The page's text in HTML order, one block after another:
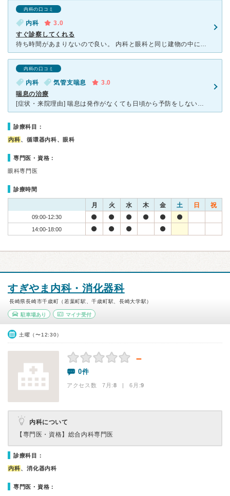
内科の口コミ
内科
3.0
すぐ診察してくれる
待ち時間があまりないので良い。 内科と眼科と同じ建物の中にあるので1度に受診が出来るのでとても便利です。内科は男の先生で心臓の分野が上手で丁寧に診察してくれます。診察も問診も丁寧で安心できます。眼科
内科の口コミ
内科 気管支喘息
3.0
喘息の治療
[症状・来院理由] 喘息は発作がなくても日頃から予防をしないといけません。 大人になってからの喘息は良くなる事がないです。私の経験上もこれまで良くなった事はありません。 しかし発作を起こさないよ
診療科目：
内科、循環器内科、眼科
専門医・資格：
眼科専門医
診療時間
月 火 水 木 金 土 日 祝
09:00-12:30
14:00-18:00
すぎやま内科・消化器科
長崎県長崎市千歳町（若葉町駅、千歳町駅、長崎大学駅）
駐車場あり マイナ受付
土曜（〜12:30）
－
0件
アクセス数 7月:8 | 6月:9
内科について
【専門医・資格】 総合内科専門医
診療科目：
内科、消化器内科
専門医・資格：